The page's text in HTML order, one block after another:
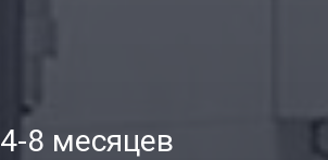
4-8 месяцев